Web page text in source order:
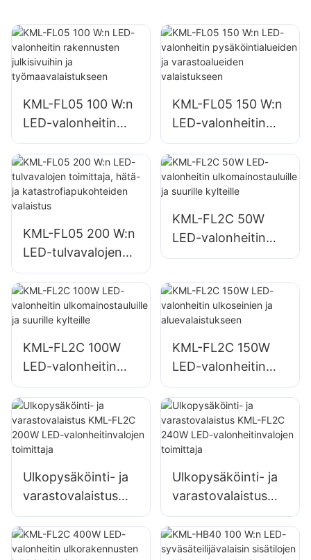
KML-FL05 100 W:n
LED-valonheitin
rakennusten
julkisivuihin ja
työmaavalaistuksee
n
KML-FL05 150 W:n
LED-valonheitin
pysäköintialueiden
ja varastoalueiden
valaistukseen
KML-FL05 200 W:n
LED-tulvavalojen
toimittaja, hätä- ja
katastrofiapukohtei
den valaistus
KML-FL2C 50W
LED-valonheitin
ulkomainostauluille
KML-FL2C 100W
LED-valonheitin
ulkomainostauluille
ja suurille kylteille
KML-FL2C 150W
LED-valonheitin
ulkoseinien ja
aluevalaistukseen
Ulkopysäköinti- ja
varastovalaistus
KML-FL2C 200W
LED-
valonheitinvalojen
Ulkopysäköinti- ja
varastovalaistus
KML-FL2C 240W
LED-
valonheitinvalojen